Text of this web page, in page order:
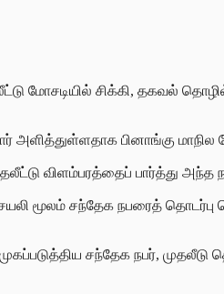
மோசடியில் சிக்கி, தகவல்
அளித்துள்ளதாக பினாங்கு
விளம்பரத்தைப் பார்த்து அந்த
மூலம் சந்தேக நபரைத்
சந்தேக நபர்,